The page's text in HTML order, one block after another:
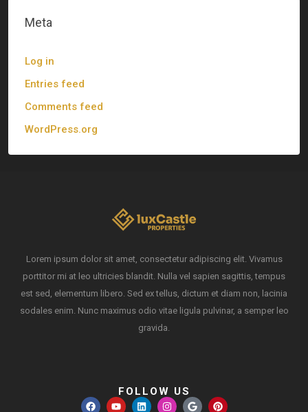
Meta
Log in
Entries feed
Comments feed
WordPress.org
Lorem ipsum dolor sit amet, consectetur adipiscing elit. Vivamus
porttitor mi at leo ultricies blandit. Nulla vel sapien sagittis, tempus
est sed, elementum libero. Sed ex tellus, dictum et diam non, lacinia
sodales enim. Nunc maximus odio vitae ligula pulvinar, a semper leo
gravida.
FOLLOW US